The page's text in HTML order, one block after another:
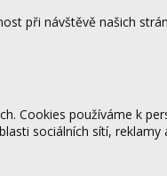
při návštěvě našich
Cookies používáme k
sociálních sítí,